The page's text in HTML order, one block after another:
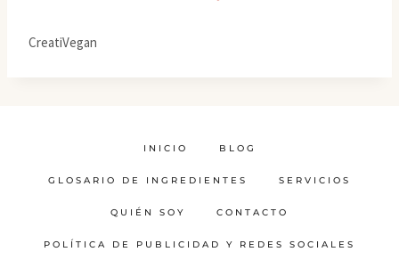
CreatiVegan
INICIO BLOG
GLOSARIO DE INGREDIENTES SERVICIOS
QUIÉN SOY CONTACTO
POLÍTICA DE PUBLICIDAD Y REDES SOCIALES